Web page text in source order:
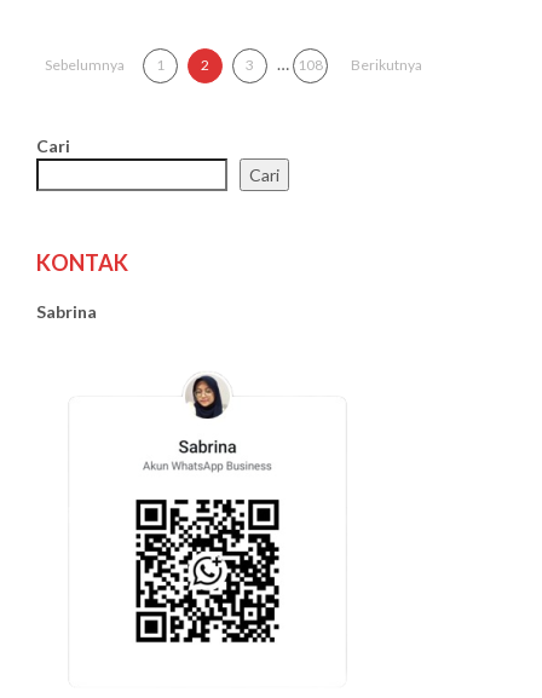
Paginasi pos
Sebelumnya 1 2 3 … 108 Berikutnya
Cari
Cari
KONTAK
Sabrina